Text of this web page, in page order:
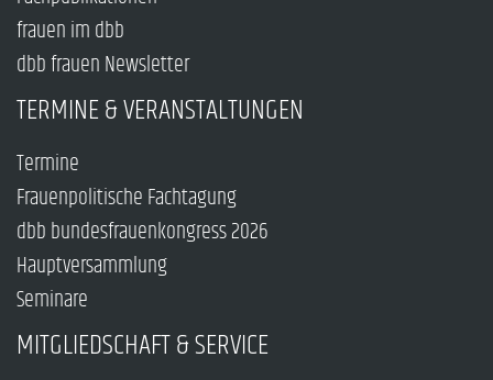
frauen im dbb
dbb frauen Newsletter
TERMINE & VERANSTALTUNGEN
Termine
Frauenpolitische Fachtagung
dbb bundesfrauenkongress 2026
Hauptversammlung
Seminare
MITGLIEDSCHAFT & SERVICE